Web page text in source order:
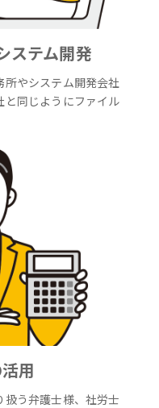
ステム開発
やシステム開発会社
と同じようにファイル
用
扱う弁護士様、社労士